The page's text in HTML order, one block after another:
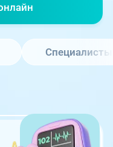
Специалисты